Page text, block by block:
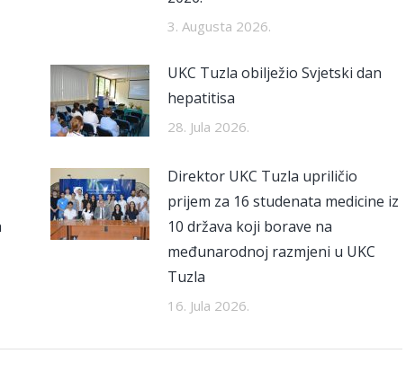
3. Augusta 2026.
UKC Tuzla obilježio Svjetski dan
hepatitisa
28. Jula 2026.
Direktor UKC Tuzla upriličio
prijem za 16 studenata medicine iz
10 država koji borave na
međunarodnoj razmjeni u UKC
Tuzla
16. Jula 2026.